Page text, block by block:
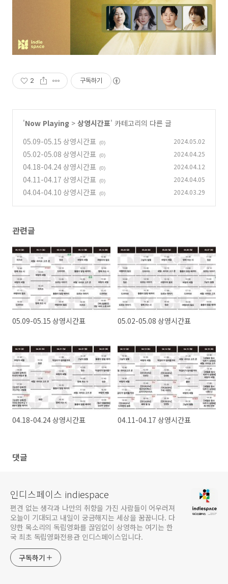
2 구독하기
'Now Playing > 상영시간표' 카테고리의 다른 글
05.09-05.15 상영시간표 (0) 2024.05.02
05.02-05.08 상영시간표 (0) 2024.04.25
04.18-04.24 상영시간표 (0) 2024.04.12
04.11-04.17 상영시간표 (0) 2024.04.05
04.04-04.10 상영시간표 (0) 2024.03.29
관련글
05.09-05.15 상영시간표 05.02-05.08 상영시간표
04.18-04.24 상영시간표 04.11-04.17 상영시간표
댓글
인디스페이스 indiespace
편견 없는 생각과 나만의 취향을 가진 사람들이 어우러져
오늘이 기대되고 내일이 궁금해지는 세상을 꿈꿉니다. 다
양한 목소리의 독립영화를 끊임없이 상영하는 여기는 한
국 최초 독립영화전용관 인디스페이스입니다.
구독하기